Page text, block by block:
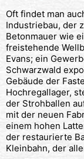
Oft findet man
Industriebau, der
Betonmauer wie
freistehende
Evans; ein
Schwarzwald
Gebäude der
Hochregallager,
der Strohballen
mit der neuen
einem hohen
der restaurierte
Kleinbahn, der